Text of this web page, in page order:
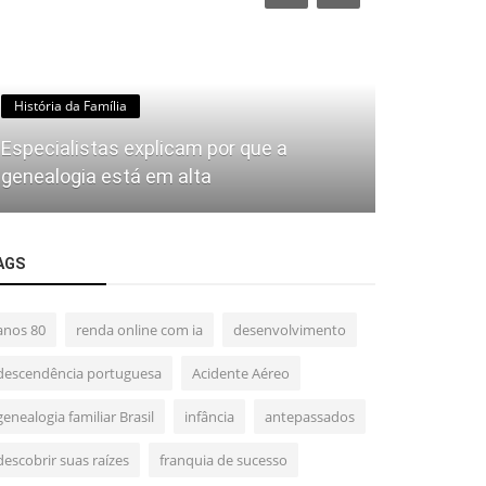
História da Família
Especialistas explicam por que a
genealogia está em alta
80 renda online com ia desenvolvimento
portuguesa Acidente Aéreo
familiar Brasil infância antepassados
suas raízes franquia de sucesso